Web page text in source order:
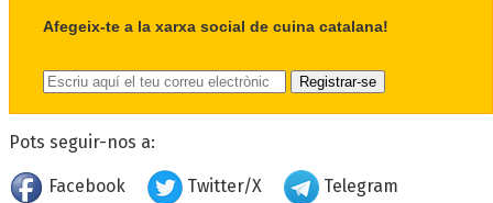
Afegeix-te a la xarxa social de cuina catalana!
Pots seguir-nos a:
Facebook Twitter/X Telegram